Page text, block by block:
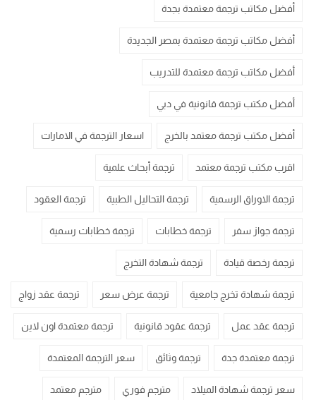
أفضل مكاتب ترجمة معتمدة بجدة
أفضل مكاتب ترجمة معتمدة بمصر الجديدة
أفضل مكاتب ترجمة معتمدة للتدريب
أفضل مكتب ترجمة قانونية في دبي
أفضل مكتب ترجمة معتمد بالخرج اسعار الترجمة في الامارات
اقرب مكتب ترجمة معتمد ترجمة أبحاث علمية
ترجمة الاوراق الرسمية ترجمة التحاليل الطبية ترجمة العقود
ترجمة جواز سفر ترجمة خطابات ترجمة خطابات رسمية
ترجمة رخصة قيادة ترجمة شهادة التخرج
ترجمة شهادة تخرج جامعية ترجمة عرض سعر ترجمة عقد زواج
ترجمة عقد عمل ترجمة عقود قانونية ترجمة معتمدة اون لاين
ترجمة معتمدة جدة ترجمة وثائق سعر الترجمة المعتمدة
سعر ترجمة شهادة الميلاد مترجم فوري مترجم معتمد